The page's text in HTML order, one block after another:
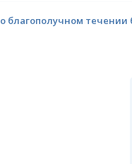
благополучном